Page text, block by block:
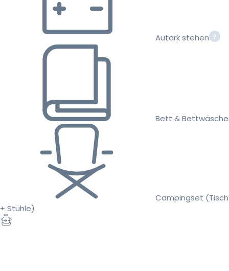
Autark stehen
Bett & Bettwäsche
Campingset (Tisch
+ Stühle)